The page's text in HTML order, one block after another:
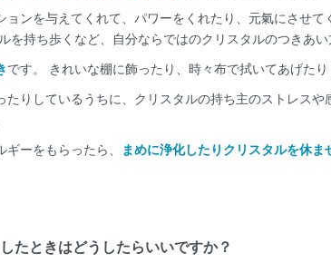
ンを与えてくれて、パワーをくれたり、元氣にさせ
を持ち歩くなど、自分ならではのクリスタルのつきあい
です。 きれいな棚に飾ったり、時々布で拭いてあげたり
りしているうちに、クリスタルの持ち主のストレス
ーをもらったら、 まめに浄化したりクリスタルを休ま
たときはどうしたらいいですか？